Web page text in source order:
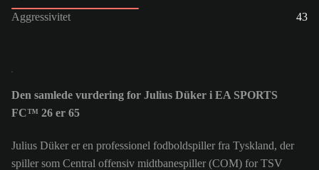
Aggressivitet
43
Den samlede vurdering for Julius Düker i EA SPORTS
FC™ 26 er 65
Julius Düker er en professionel fodboldspiller fra Tyskland, der
spiller som Central offensiv midtbanespiller (COM) for TSV